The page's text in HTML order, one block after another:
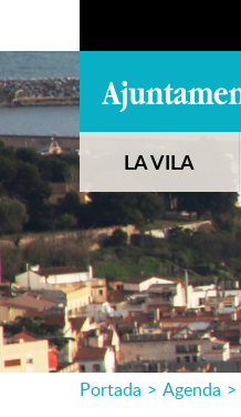
LA VILA
Portada > Agenda >